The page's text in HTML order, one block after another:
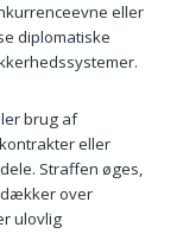
eller
diplomatiske
brug af
eller
Straffen øges,
over
ulovlig